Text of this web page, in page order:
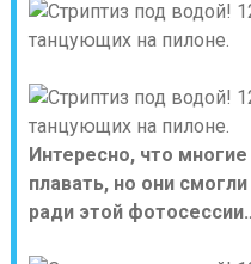
Интересно, что
плавать, но они
ради этой